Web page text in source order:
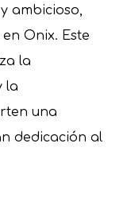
ambicioso,
Onix. Este
la
la
una
dedicación al